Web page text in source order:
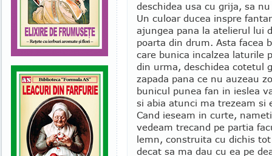
deschidea usa cu grija, sa
Un culoar ducea inspre
ajungea pana la atelierul lui
poarta din drum. Asta facea
care bunica incalzea laturile
din urma, deschidea cotetul
zapada pana ce nu auzeau
bunicul punea fan in ieslea
si abia atunci ma trezeam si
Cand ieseam in curte,
vedeam trecand pe partia
lemn, construita cu dichis
decat sa ma dau cu ea pe